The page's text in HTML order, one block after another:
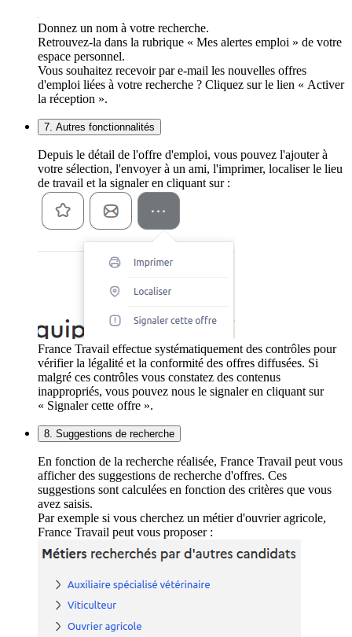
Donnez un nom à votre recherche.
Retrouvez-la dans la rubrique « Mes alertes emploi » de votre
espace personnel.
Vous souhaitez recevoir par e-mail les nouvelles offres
d'emploi liées à votre recherche ? Cliquez sur le lien « Activer
la réception ».
7. Autres fonctionnalités
Depuis le détail de l'offre d'emploi, vous pouvez l'ajouter à
votre sélection, l'envoyer à un ami, l'imprimer, localiser le lieu
de travail et la signaler en cliquant sur :
France Travail effectue systématiquement des contrôles pour
vérifier la légalité et la conformité des offres diffusées. Si
malgré ces contrôles vous constatez des contenus
inappropriés, vous pouvez nous le signaler en cliquant sur
« Signaler cette offre ».
8. Suggestions de recherche
En fonction de la recherche réalisée, France Travail peut vous
afficher des suggestions de recherche d'offres. Ces
suggestions sont calculées en fonction des critères que vous
avez saisis.
Par exemple si vous cherchez un métier d'ouvrier agricole,
France Travail peut vous proposer :